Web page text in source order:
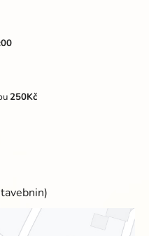
250Kč